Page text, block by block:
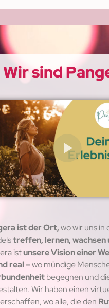
Wir sind
ist der Ort,wo wir uns in
treffen, lernen, wachsen
istunsere Vision einer
real –wo mündige
begegnen und
Wir haben einen
erschaffen, wo alle, die den